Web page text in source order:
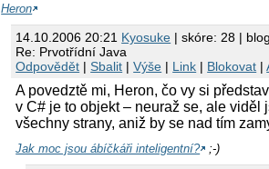
Heron
14.10.2006 20:21 Kyosuke | skóre: 28 |
Re: Prvotřídní Java
Odpovědět |Sbalit |Výše | Link | Blokovat |
A povedztě mi, Heron, čo vy si
v C# je to objekt – neuraž se, ale viděl
všechny strany, aniž by se nad tím
Jak moc jsou ábíčkáři inteligentní? ;-)